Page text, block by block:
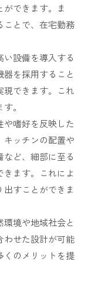
できます。ま
ことで、在宅勤務
設備を導入する
を採用すること
現できます。これ
。
嗜好を反映した
キッチンの配置や
など、細部に至る
ます。これによ
すことができま
境や地域社会と
わせた設計が可能
くのメリットを提